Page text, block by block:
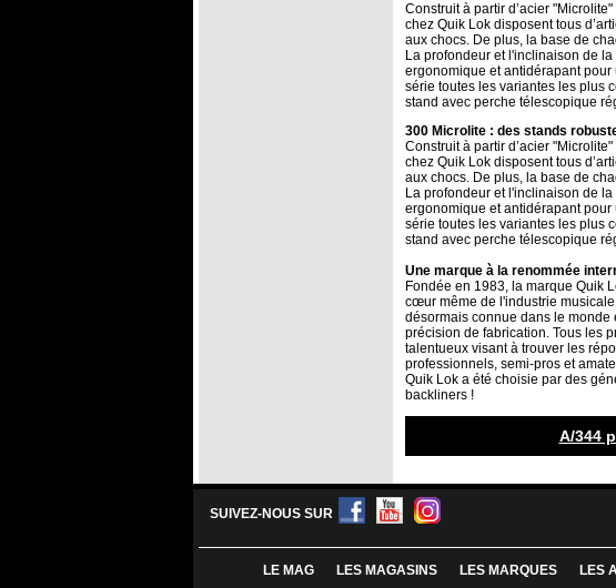
Construit à partir d’acier
chez Quik Lok disposent tous
aux chocs. De plus, la base de
La profondeur et l'inclinaison de
ergonomique et antidérapant
série toutes les variantes les plus
stand avec perche télescopique
300 Microlite : des stands
Construit à partir d’acier
chez Quik Lok disposent tous
aux chocs. De plus, la base de
La profondeur et l'inclinaison de
ergonomique et antidérapant
série toutes les variantes les plus
stand avec perche télescopique
Une marque à la renommée
Fondée en 1983, la marque Quik
cœur même de l'industrie
désormais connue dans le
précision de fabrication. Tous les
talentueux visant à trouver les
professionnels, semi-pros et
Quik Lok a été choisie par des
backliners !
A/344
SUIVEZ-NOUS SUR
LE MAG LES MAGASINS LES MARQUES LES